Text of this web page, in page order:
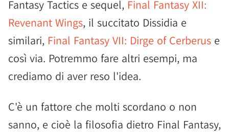
Fantasy Tactics e sequel, Final Fantasy XII:
Revenant Wings, il succitato Dissidia e
similari, Final Fantasy VII: Dirge of Cerberus e
così via. Potremmo fare altri esempi, ma
crediamo di aver reso l'idea.
C'è un fattore che molti scordano o non
sanno, e cioè la filosofia dietro Final Fantasy,